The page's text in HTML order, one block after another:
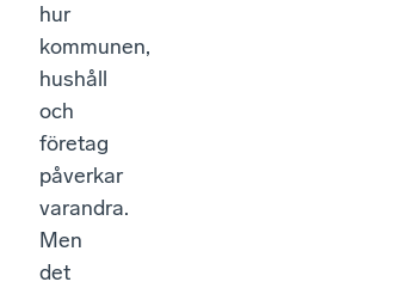
hur
kommunen,
hushåll
och
företag
påverkar
varandra.
Men
det